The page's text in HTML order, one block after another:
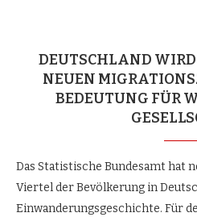
DEUTSCHLAND
NEUEN
BEDEUTUNG FÜR
Das Statistische Bundesamt hat
Viertel der Bevölkerung in
Einwanderungsgeschichte. Für